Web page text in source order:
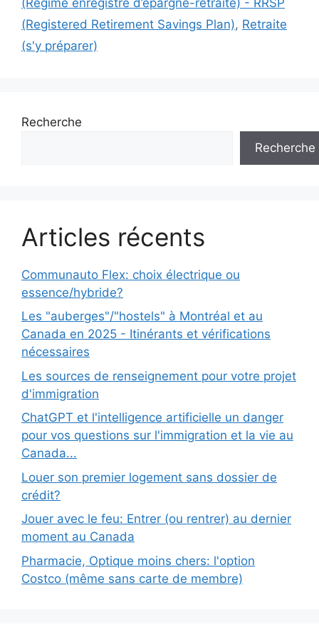
(Registered Retirement Savings Plan), Retraite
(s'y préparer)
Recherche
Recherche
Articles récents
Communauto Flex: choix électrique ou
essence/hybride?
Les "auberges"/"hostels" à Montréal et au
Canada en 2025 - Itinérants et vérifications
nécessaires
Les sources de renseignement pour votre projet
d'immigration
ChatGPT et l'intelligence artificielle un danger
pour vos questions sur l'immigration et la vie au
Canada...
Louer son premier logement sans dossier de
crédit?
Jouer avec le feu: Entrer (ou rentrer) au dernier
moment au Canada
Pharmacie, Optique moins chers: l'option
Costco (même sans carte de membre)